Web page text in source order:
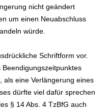
nicht geändert
um einen Neuabschluss
würde.
Schriftform vor.
als eine Verlängerung eines
dürfte viel dafür sprechen
§ 14 Abs. 4 TzBfG auch